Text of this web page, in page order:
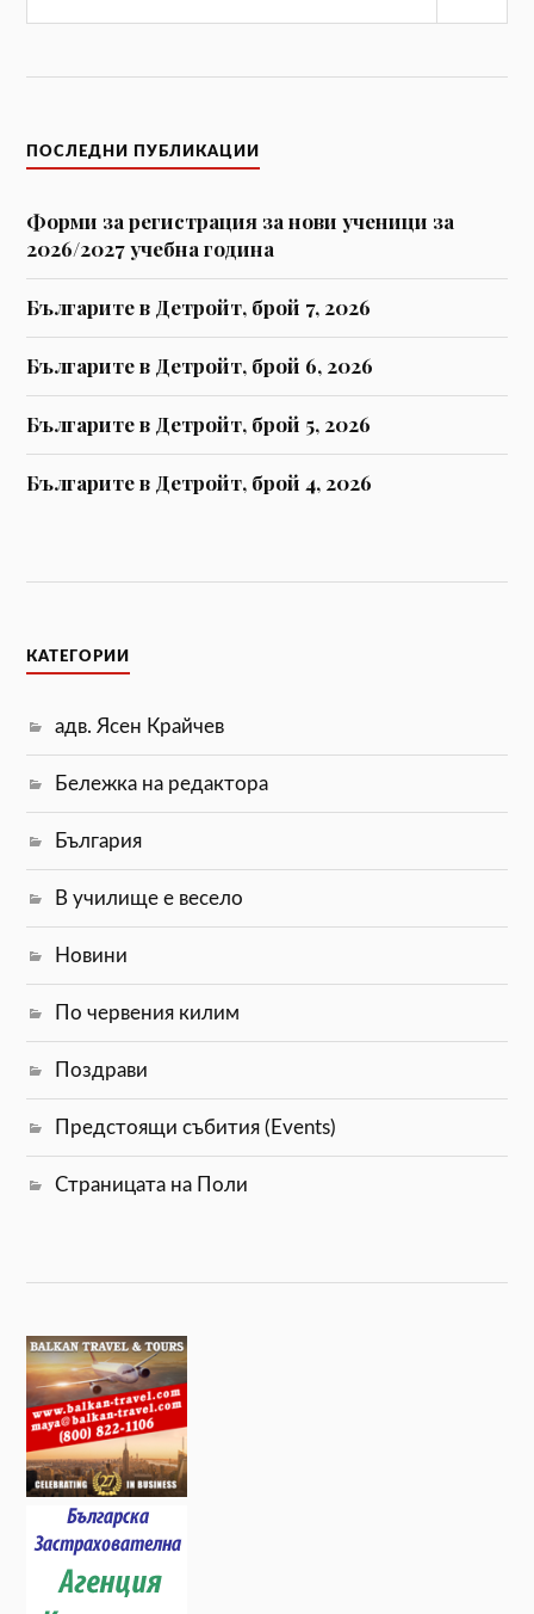
ПОСЛЕДНИ ПУБЛИКАЦИИ
Форми за регистрaция за нови ученици за
2026/2027 учебна година
Българите в Детройт, брой 7, 2026
Българите в Детройт, брой 6, 2026
Българите в Детройт, брой 5, 2026
Българите в Детройт, брой 4, 2026
КАТЕГОРИИ
адв. Ясен Крайчев
Бележка на редактора
България
В училище е весело
Новини
По червения килим
Поздрави
Предстоящи събития (Events)
Страницата на Поли